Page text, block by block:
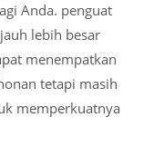
Anda. penguat
lebih besar
menempatkan
tetapi masih
memperkuatnya